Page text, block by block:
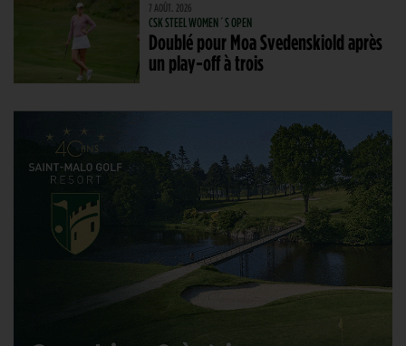
7 AOÛT. 2026
CSK STEEL WOMEN´S OPEN
Doublé pour Moa Svedenskiold après
un play-off à trois